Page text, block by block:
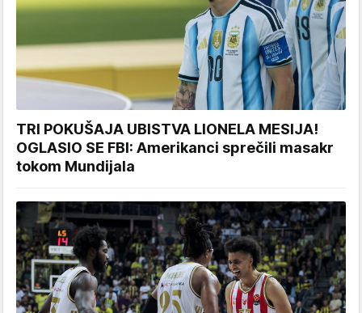
TRI POKUŠAJA UBISTVA LIONELA MESIJA!
OGLASIO SE FBI: Amerikanci sprečili masakr
tokom Mundijala